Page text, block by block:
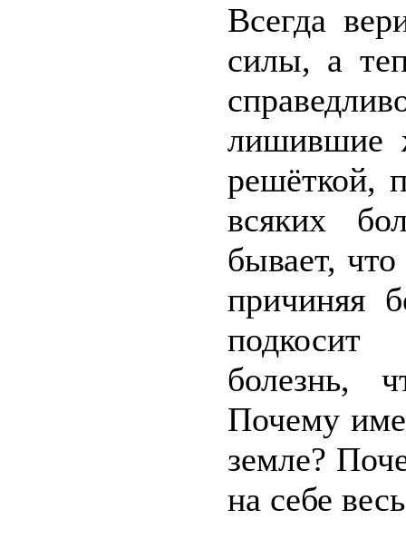
Всегда
силы, а
лишившие
решёткой,
всяких
бывает,
причиняя
подкосит
болезнь,
Почему
земле?
на себе